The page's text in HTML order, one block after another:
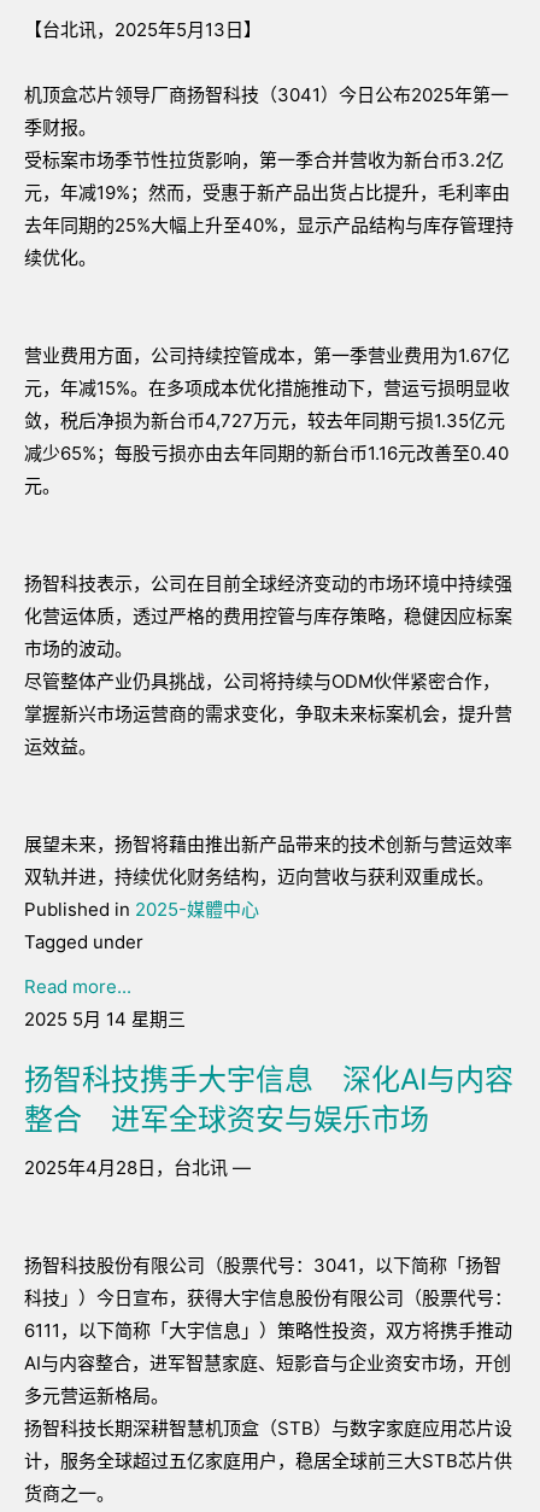
【台北讯，2025年5月13日】
机顶盒芯片领导厂商扬智科技（3041）今日公布2025年第一
季财报。
受标案市场季节性拉货影响，第一季合并营收为新台币3.2亿
元，年减19%；然而，受惠于新产品出货占比提升，毛利率由
去年同期的25%大幅上升至40%，显示产品结构与库存管理持
续优化。
营业费用方面，公司持续控管成本，第一季营业费用为1.67亿
元，年减15%。在多项成本优化措施推动下，营运亏损明显收
敛，税后净损为新台币4,727万元，较去年同期亏损1.35亿元
减少65%；每股亏损亦由去年同期的新台币1.16元改善至0.40
元。
扬智科技表示，公司在目前全球经济变动的市场环境中持续强
化营运体质，透过严格的费用控管与库存策略，稳健因应标案
市场的波动。
尽管整体产业仍具挑战，公司将持续与ODM伙伴紧密合作，
掌握新兴市场运营商的需求变化，争取未来标案机会，提升营
运效益。
展望未来，扬智将藉由推出新产品带来的技术创新与营运效率
双轨并进，持续优化财务结构，迈向营收与获利双重成长。
Published in 2025-媒體中心
Tagged under
Read more...
2025 5月 14 星期三
扬智科技携手大宇信息 深化AI与内容
整合 进军全球资安与娱乐市场
2025年4月28日，台北讯 —
扬智科技股份有限公司（股票代号：3041，以下简称「扬智
科技」）今日宣布，获得大宇信息股份有限公司（股票代号：
6111，以下简称「大宇信息」）策略性投资，双方将携手推动
AI与内容整合，进军智慧家庭、短影音与企业资安市场，开创
多元营运新格局。
扬智科技长期深耕智慧机顶盒（STB）与数字家庭应用芯片设
计，服务全球超过五亿家庭用户，稳居全球前三大STB芯片供
货商之一。